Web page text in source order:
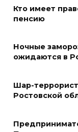
Ростова-на-
07 августа 2026
Полиция
Кто имеет
пенсию
Ночные
ожидаются в
Шар-
Ростовской